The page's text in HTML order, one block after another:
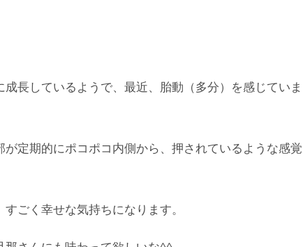
長しているようで、最近、胎動（多分）を感じていま
定期的にポコポコ内側から、押されているような感覚
ごく幸せな気持ちになります。